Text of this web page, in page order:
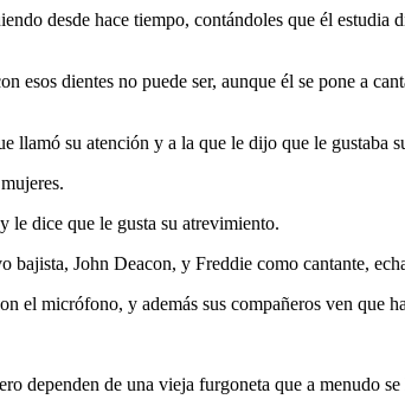
desde hace tiempo, contándoles que él
esos dientes no puede ser, aunque él se pone a
llamó su atención y a la que le dijo que le gustaba
le dice que le gusta su atrevimiento.
bajista, John Deacon, y Freddie como cantante,
el micrófono, y además sus compañeros ven que
dependen de una vieja furgoneta que a menudo se